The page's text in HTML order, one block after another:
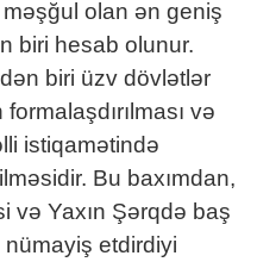
məşğul olan ən geniş
biri hesab olunur.
biri üzv dövlətlər
və
istiqamətində
Bu baxımdan,
və Yaxın Şərqdə baş
etdirdiyi